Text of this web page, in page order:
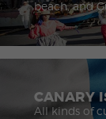
beach, and
CANARY
All kinds of